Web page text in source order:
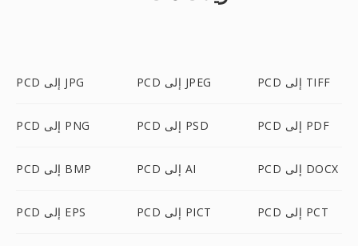
PCD إلى JPG PCD إلى JPEG PCD إلى TIFF
PCD إلى PNG PCD إلى PSD PCD إلى PDF
PCD إلى BMP PCD إلى AI PCD إلى DOCX
PCD إلى EPS PCD إلى PICT PCD إلى PCT